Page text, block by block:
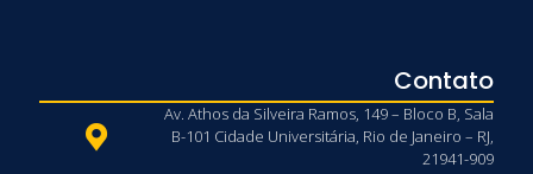
Contato
Av. Athos da Silveira Ramos, 149 – Bloco B, Sala
B-101 Cidade Universitária, Rio de Janeiro – RJ,
21941-909